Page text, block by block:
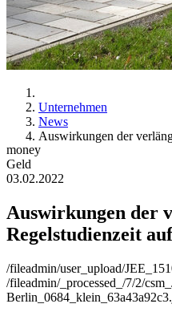
Unternehmen
News
Auswirkungen der
money
Geld
03.02.2022
Auswirkungen der
Regelstudienzeit
/fileadmin/user_upload/
/fileadmin/_processed_/7/2/